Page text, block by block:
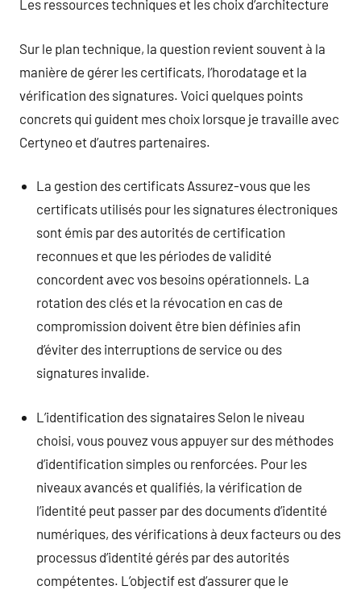
Les ressources techniques et les choix d’architecture
Sur le plan technique, la question revient souvent à la
manière de gérer les certificats, l’horodatage et la
vérification des signatures. Voici quelques points
concrets qui guident mes choix lorsque je travaille avec
Certyneo et d’autres partenaires.
La gestion des certificats Assurez-vous que les
certificats utilisés pour les signatures électroniques
sont émis par des autorités de certification
reconnues et que les périodes de validité
concordent avec vos besoins opérationnels. La
rotation des clés et la révocation en cas de
compromission doivent être bien définies afin
d’éviter des interruptions de service ou des
signatures invalide.
L’identification des signataires Selon le niveau
choisi, vous pouvez vous appuyer sur des méthodes
d’identification simples ou renforcées. Pour les
niveaux avancés et qualifiés, la vérification de
l’identité peut passer par des documents d’identité
numériques, des vérifications à deux facteurs ou des
processus d’identité gérés par des autorités
compétentes. L’objectif est d’assurer que le